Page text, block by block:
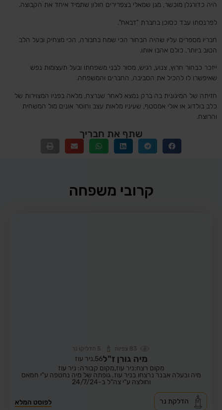
היה כדורגלן מוכשר, מגן שמאלי בצפרירים חולון שתמיד איחד את הקבוצה.
לפרנסתו עבד כסוכן בחברת "דבאח".
חבריו מספרים עליו שהיה הבחור הכי שמח בחבורה, הכי מצחיק ובעל הלב
הטוב ביותר. כולם אהבו אותו.​
ייזכר כבחור חרוץ, צנוע, רגיש, מסור לבני משפחתו ובעל תעצומות נפש
שאיפשרו לו להכיל את הסביבה, החברים והמשפחה.
חזיתה של המיגונית בה ברק נמצא לאחר שנרצח, מלאה בפניו המצוירות של
כלב בולדוג או אולי אמסטף, שעיניו מלאות עצב וחוסר אונים מול המשחית
והרוצח.
שתף את חבריך
קרובי משפחה
83 צפיות 5 הדליקו נר
מיה גורן ז"ל56, ניר עוז
מקום רצח:ניר עוז,מקום קבורה: ניר עוז
מיה ובעלה אבנר נרצחו בניר עוז. גופתה של מיה נחטפה ע"י חמאס
וחולצה ע"י צה"ל ב-24/7/24
לפוסט המלא הדלקת נר